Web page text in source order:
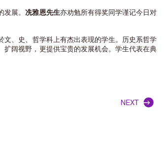
发展。冼雅恩先生亦劝勉所有得奖同学谨记今日对
文、史、哲学科上有杰出表现的学生。历史系哲学
阔视野，更提供宝贵的发展机会。学生代表在典
NEXT